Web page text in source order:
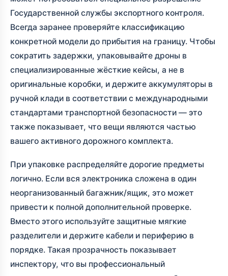
Государственной службы экспортного контроля.
Всегда заранее проверяйте классификацию
конкретной модели до прибытия на границу. Чтобы
сократить задержки, упаковывайте дроны в
специализированные жёсткие кейсы, а не в
оригинальные коробки, и держите аккумуляторы в
ручной клади в соответствии с международными
стандартами транспортной безопасности — это
также показывает, что вещи являются частью
вашего активного дорожного комплекта.
При упаковке распределяйте дорогие предметы
логично. Если вся электроника сложена в один
неорганизованный багажник/ящик, это может
привести к полной дополнительной проверке.
Вместо этого используйте защитные мягкие
разделители и держите кабели и периферию в
порядке. Такая прозрачность показывает
инспектору, что вы профессиональный